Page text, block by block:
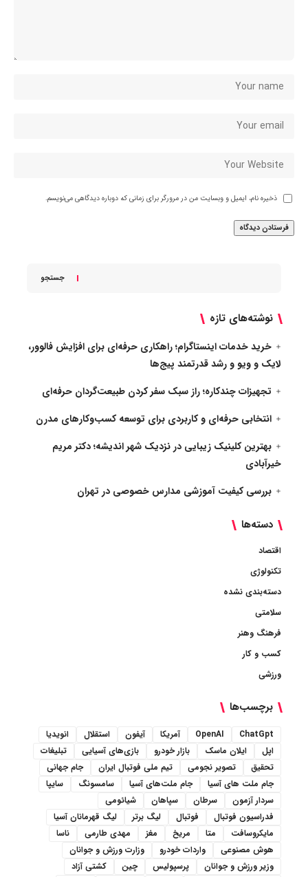
ذخیره نام، ایمیل و وبسایت من در مرورگر برای زمانی که دوباره دیدگاهی می‌نویسم.
جستجو
نوشته‌های تازه
خرید خدمات اینستاگرام؛ راهکاری حرفه‌ای برای افزایش فالوور،
لایک و ویو و رشد قدرتمند پیج‌ها
تجهیزات چندکاره؛ راز سبک سفر کردن طبیعت‌گردان حرفه‌ای
انتخابی حرفه‌ای و کاربردی برای توسعه کسب‌وکارهای مدرن
بهترین کلینیک زیبایی در نزدیک شهر اندیشه؛ دکتر مریم
خیرآبادی
بررسی کیفیت آموزشی مدارس خصوصی در تهران
دسته‌ها
اقتصاد
تکنولوژی
دسته‌بندی نشده
سلامتی
فرهنگ وهنر
کسب و کار
ورزشی
برچسب‌ها
ChatGpt
OpenAI آمریکا آیفون استقلال
انویدیا
اپل
ایلان ماسک بازار خودرو بازی‌های آسیایی
تبلیغات
تحقیق
تصویر نجومی تیم ملی فوتبال ایران
جام جهانی
جام ملت های آسیا
جام ملت‌های آسیا سامسونگ
سایپا
سردار آزمون
سرطان سپاهان
شیائومی
فدراسیون فوتبال
فوتبال لیگ برتر
لیگ قهرمانان آسیا
مایکروسافت
متا مریخ مغز مهدی طارمی
ناسا
هوش مصنوعی
واردات خودرو
وزارت ورزش و جوانان
وزیر ورزش و جوانان
پرسپولیس چین
کشتی آزاد